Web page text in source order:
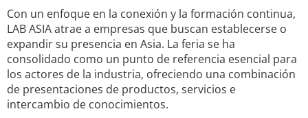
Con un enfoque en la conexión y la formación continua,
LAB ASIA atrae a empresas que buscan establecerse o
expandir su presencia en Asia. La feria se ha
consolidado como un punto de referencia esencial para
los actores de la industria, ofreciendo una combinación
de presentaciones de productos, servicios e
intercambio de conocimientos.